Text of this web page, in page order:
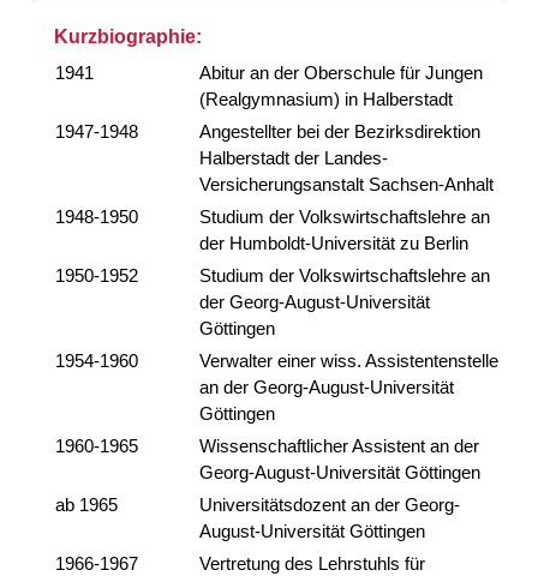
Kurzbiographie:
1941
Abitur an der Oberschule für Jungen
(Realgymnasium) in Halberstadt
1947-1948
Angestellter bei der Bezirksdirektion
Halberstadt der Landes-
Versicherungsanstalt Sachsen-Anhalt
1948-1950
Studium der Volkswirtschaftslehre an
der Humboldt-Universität zu Berlin
1950-1952
Studium der Volkswirtschaftslehre an
der Georg-August-Universität
Göttingen
1954-1960
Verwalter einer wiss. Assistentenstelle
an der Georg-August-Universität
Göttingen
1960-1965
Wissenschaftlicher Assistent an der
Georg-August-Universität Göttingen
ab 1965
Universitätsdozent an der Georg-
August-Universität Göttingen
1966-1967
Vertretung des Lehrstuhls für